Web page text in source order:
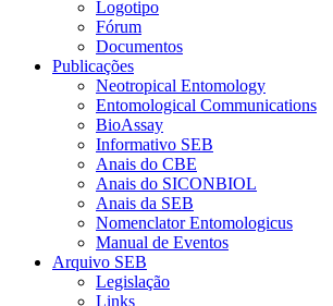
Logotipo
Fórum
Documentos
Publicações
Neotropical Entomology
Entomological Communications
BioAssay
Informativo SEB
Anais do CBE
Anais do SICONBIOL
Anais da SEB
Nomenclator Entomologicus
Manual de Eventos
Arquivo SEB
Legislação
Links